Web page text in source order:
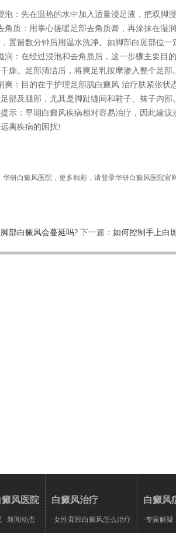
先在温热的水中加入适量浸足液，把双脚浸
质：用掌心搓暖足部去角质膏，再涂抹在湿
置留数分钟后用温水洗净。如脚部白斑部位一
：在经过浸泡和去角质后，这一步骤主要目
燥。足部清洁后，将爽足乳按摩渗入整个足部。
：目的在于护理足部肌白癜风 治疗肤紧张状
部及腿部，尤其是脚趾缝间和鞋子、袜子内部
：早期白癜风疾病相对容易治疗，因此建议
离疾病的困扰!
华研白癜风医院，更多精彩，请登录华研白癜风医院官
脚部白癜风会蔓延吗? 下一篇： 如何控制手上白
风医院
新闻动态
白癜风治疗
·女性背部白癜风怎么治疗
白癜风
·专家解